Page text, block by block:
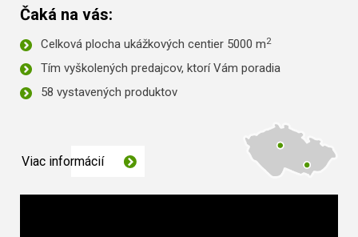
Čaká na vás:
Celková plocha ukážkových centier 5000 m2
Tím vyškolených predajcov, ktorí Vám poradia
58 vystavených produktov
Viac informácií